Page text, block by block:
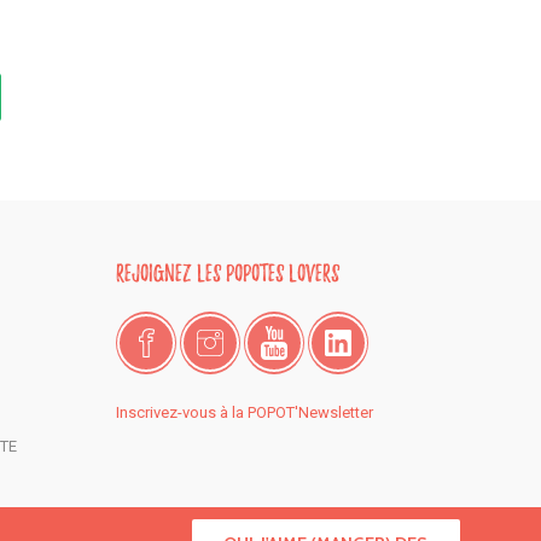
Rejoignez les popotes lovers
Facebook Instagram Youtube
Inscrivez-vous à la POPOT'Newsletter